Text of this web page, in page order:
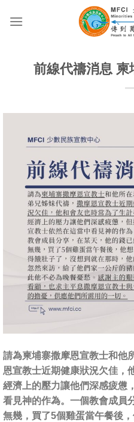
前線代禱消息
請為柬埔寨撒摩恩宣教士和他
恩宣教士近期健康狀況欠佳，
經濟上的壓力讓他們深感疲憊
看見神的作為。一個教會成員
無幾，買了5個雞蛋當午餐後